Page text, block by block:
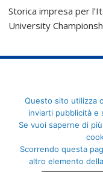
Storica impresa per
University
FederCUSI:
Angelo Brofferio,
Questo sito utilizza
inviarti pubblicità e
Se vuoi saperne di
Scorrendo questa
altro elemento